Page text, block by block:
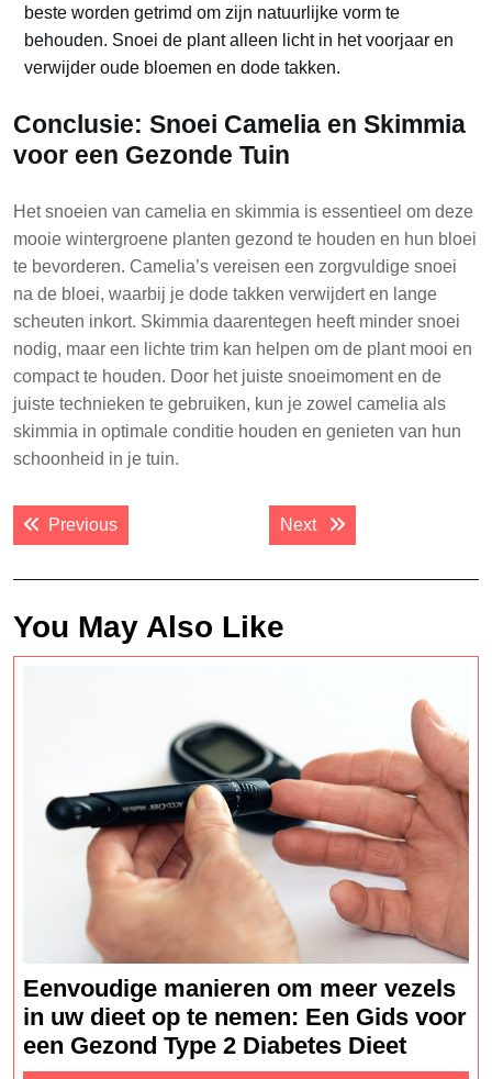
beste worden getrimd om zijn natuurlijke vorm te
behouden. Snoei de plant alleen licht in het voorjaar en
verwijder oude bloemen en dode takken.
Conclusie: Snoei Camelia en Skimmia
voor een Gezonde Tuin
Het snoeien van camelia en skimmia is essentieel om deze
mooie wintergroene planten gezond te houden en hun bloei
te bevorderen. Camelia’s vereisen een zorgvuldige snoei
na de bloei, waarbij je dode takken verwijdert en lange
scheuten inkort. Skimmia daarentegen heeft minder snoei
nodig, maar een lichte trim kan helpen om de plant mooi en
compact te houden. Door het juiste snoeimoment en de
juiste technieken te gebruiken, kun je zowel camelia als
skimmia in optimale conditie houden en genieten van hun
schoonheid in je tuin.
Post
navigation
PreviousPrevious post: Next Next post:
You May Also Like
Eenvoudige manieren om meer vezels
in uw dieet op te nemen: Een Gids voor
een Gezond Type 2 Diabetes Dieet